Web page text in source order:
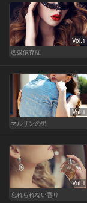
Vol.1
恋愛依存症
Vol.1
マルサンの男
Vol.1
忘れられない香り